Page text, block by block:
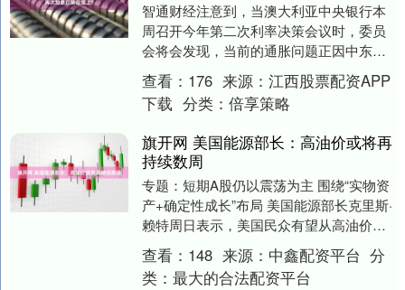
智通财经注意到，当澳大利亚中央银行本
周召开今年第二次利率决策会议时，委员
会将会发现，当前的通胀问题正因中东战
争引发的能源价格冲击波而进一步恶化。
经济学家预测，....
查看： 176 来源： 江西股票配资APP
下载 分类： 倍享策略
旗开网 美国能源部长：高油价或将再
持续数周
专题：短期A股仍以震荡为主 围绕“实物资
产+确定性成长”布局 美国能源部长克里斯·
赖特周日表示，美国民众有望从高油价的
压力中得到缓解，但这可能还需要数周时
间。他....
查看： 148 来源： 中鑫配资平台 分
类： 最大的合法配资平台